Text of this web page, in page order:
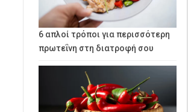
6 απλοί τρόποι για περισσότερη
πρωτεΐνη στη διατροφή σου